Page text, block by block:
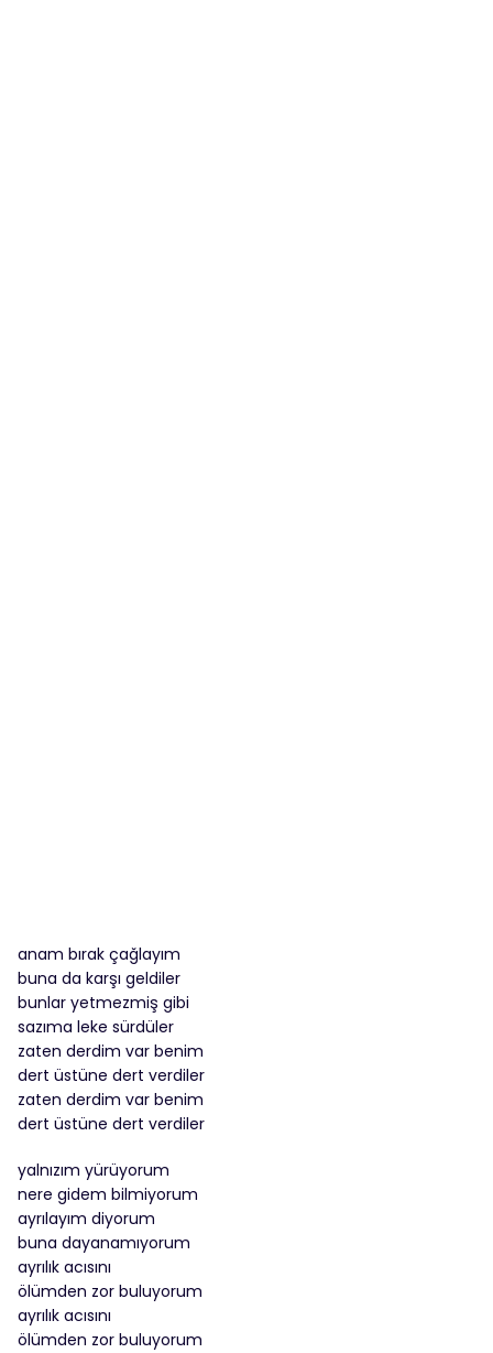
anam bırak çağlayım
buna da karşı geldiler
bunlar yetmezmiş gibi
sazıma leke sürdüler
zaten derdim var benim
dert üstüne dert verdiler
zaten derdim var benim
dert üstüne dert verdiler
yalnızım yürüyorum
nere gidem bilmiyorum
ayrılayım diyorum
buna dayanamıyorum
ayrılık acısını
ölümden zor buluyorum
ayrılık acısını
ölümden zor buluyorum